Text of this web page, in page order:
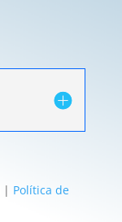
| Política de